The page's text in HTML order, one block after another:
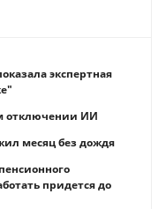
экспертная
отключении ИИ
месяц без дождя
придется до